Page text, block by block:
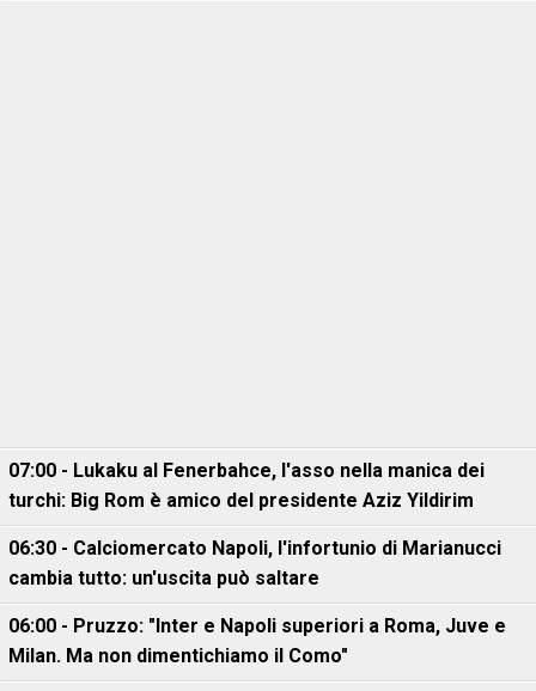
07:00 - Lukaku al Fenerbahce, l'asso nella manica dei
turchi: Big Rom è amico del presidente Aziz Yildirim
06:30 - Calciomercato Napoli, l'infortunio di Marianucci
cambia tutto: un'uscita può saltare
06:00 - Pruzzo: "Inter e Napoli superiori a Roma, Juve e
Milan. Ma non dimentichiamo il Como"